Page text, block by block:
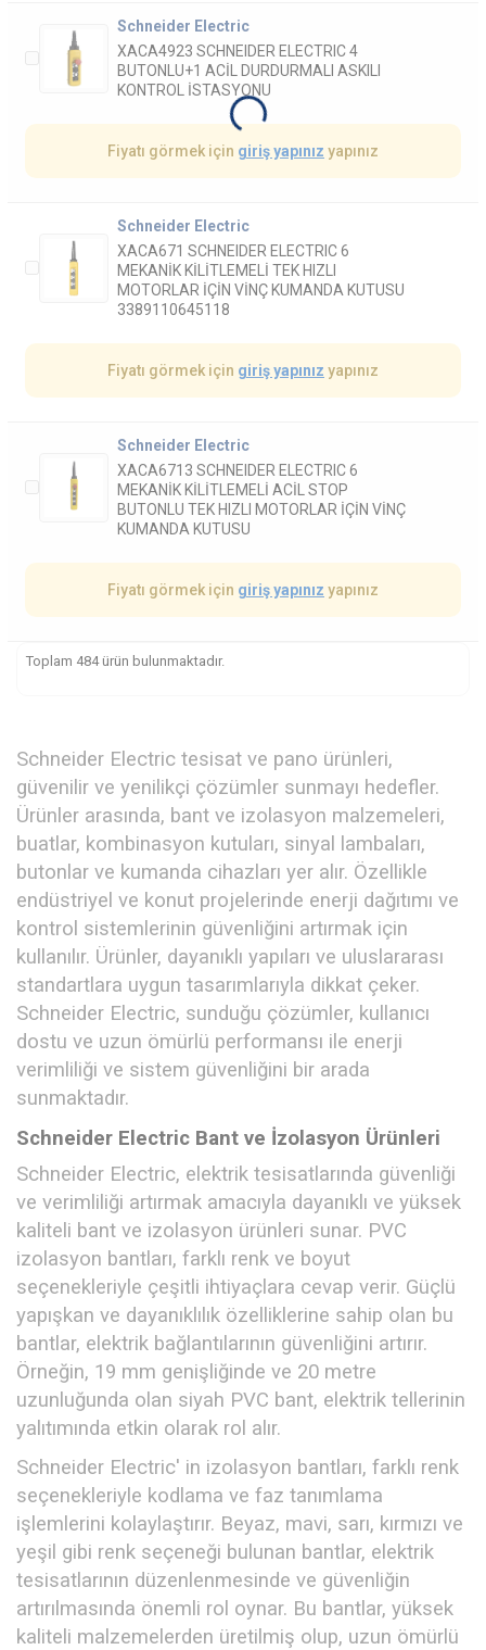
Schneider Electric
XACA4923 SCHNEIDER ELECTRIC 4
BUTONLU+1 ACİL DURDURMALI ASKILI
KONTROL İSTASYONU
Fiyatı görmek için giriş yapınız yapınız
Schneider Electric
XACA671 SCHNEIDER ELECTRIC 6
MEKANİK KİLİTLEMELİ TEK HIZLI
MOTORLAR İÇİN VİNÇ KUMANDA KUTUSU
3389110645118
Fiyatı görmek için giriş yapınız yapınız
Schneider Electric
XACA6713 SCHNEIDER ELECTRIC 6
MEKANİK KİLİTLEMELİ ACİL STOP
BUTONLU TEK HIZLI MOTORLAR İÇİN VİNÇ
KUMANDA KUTUSU
Fiyatı görmek için giriş yapınız yapınız
Toplam 484 ürün bulunmaktadır.
Schneider Electric tesisat ve pano ürünleri,
güvenilir ve yenilikçi çözümler sunmayı hedefler.
Ürünler arasında, bant ve izolasyon malzemeleri,
buatlar, kombinasyon kutuları, sinyal lambaları,
butonlar ve kumanda cihazları yer alır. Özellikle
endüstriyel ve konut projelerinde enerji dağıtımı ve
kontrol sistemlerinin güvenliğini artırmak için
kullanılır. Ürünler, dayanıklı yapıları ve uluslararası
standartlara uygun tasarımlarıyla dikkat çeker.
Schneider Electric, sunduğu çözümler, kullanıcı
dostu ve uzun ömürlü performansı ile enerji
verimliliği ve sistem güvenliğini bir arada
sunmaktadır.
Schneider Electric Bant ve İzolasyon Ürünleri
Schneider Electric, elektrik tesisatlarında güvenliği
ve verimliliği artırmak amacıyla dayanıklı ve yüksek
kaliteli bant ve izolasyon ürünleri sunar. PVC
izolasyon bantları, farklı renk ve boyut
seçenekleriyle çeşitli ihtiyaçlara cevap verir. Güçlü
yapışkan ve dayanıklılık özelliklerine sahip olan bu
bantlar, elektrik bağlantılarının güvenliğini artırır.
Örneğin, 19 mm genişliğinde ve 20 metre
uzunluğunda olan siyah PVC bant, elektrik tellerinin
yalıtımında etkin olarak rol alır.
Schneider Electric' in izolasyon bantları, farklı renk
seçenekleriyle kodlama ve faz tanımlama
işlemlerini kolaylaştırır. Beyaz, mavi, sarı, kırmızı ve
yeşil gibi renk seçeneği bulunan bantlar, elektrik
tesisatlarının düzenlenmesinde ve güvenliğin
artırılmasında önemli rol oynar. Bu bantlar, yüksek
kaliteli malzemelerden üretilmiş olup, uzun ömürlü